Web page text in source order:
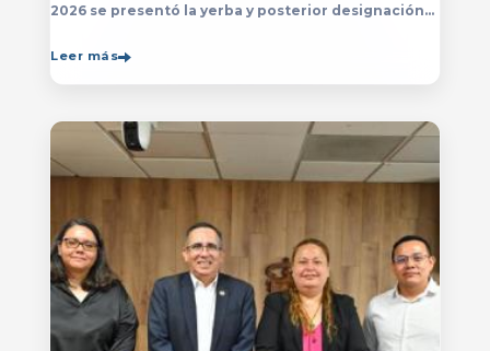
2026 se presentó la yerba y posterior designación
del Centro Universitario de Arte, Arquitectura
Leer más